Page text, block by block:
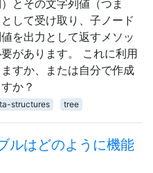
とその文字列値（つま
して受け取り、子ノード
を出力として返すメソッ
があります。 これに利用
すか、または自分で作成
か？
structures tree
ルはどのように機能